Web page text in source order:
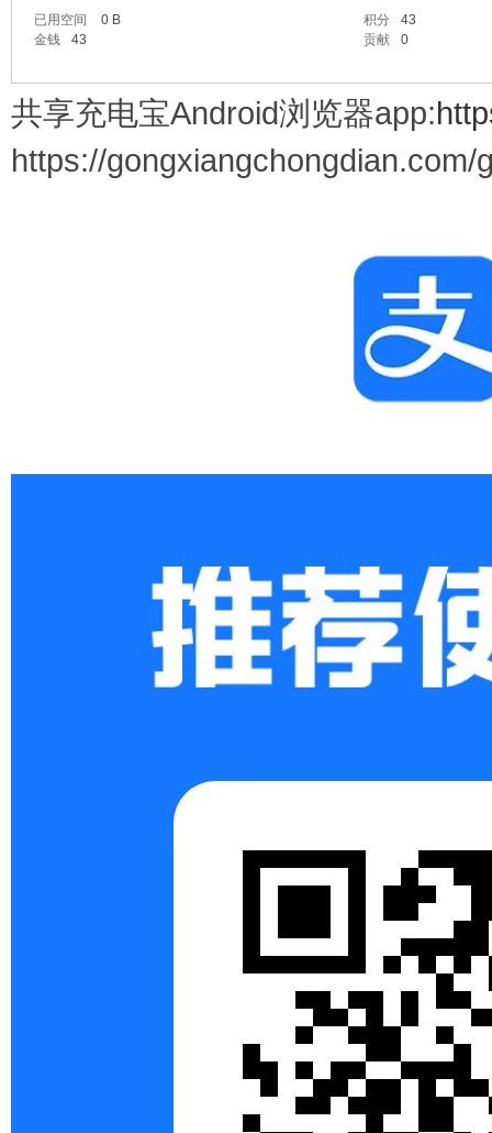
Go
已用空间 0 B 积分
43
金钱
43 贡献 0
共享充电宝Android浏览器app:
https://gongxiangchongdian.com/